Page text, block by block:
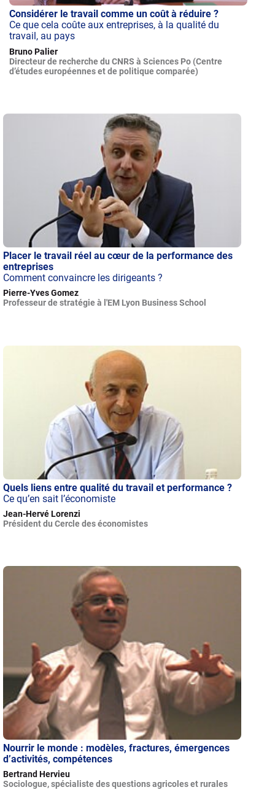
Considérer le travail comme un coût à réduire ?
Ce que cela coûte aux entreprises, à la qualité du
travail, au pays
Bruno Palier
Directeur de recherche du CNRS à Sciences Po (Centre
d’études européennes et de politique comparée)
Placer le travail réel au cœur de la performance des
entreprises
Comment convaincre les dirigeants ?
Pierre-Yves Gomez
Professeur de stratégie à l'EM Lyon Business School
Quels liens entre qualité du travail et performance ?
Ce qu’en sait l’économiste
Jean-Hervé Lorenzi
Président du Cercle des économistes
Nourrir le monde : modèles, fractures, émergences
d’activités, compétences
Bertrand Hervieu
Sociologue, spécialiste des questions agricoles et rurales